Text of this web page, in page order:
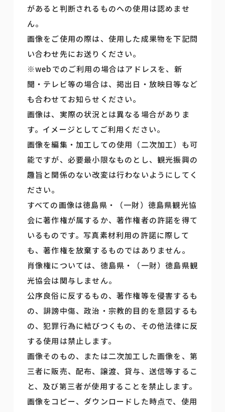
があると判断されるものへの使用は認めませ
ん。
画像をご使用の際は、使用した成果物を下記問
い合わせ先にお送りください。
※webでのご利用の場合はアドレスを、新
聞・テレビ等の場合は、掲出日・放映日等など
も合わせてお知らせください。
画像は、実際の状況とは異なる場合がありま
す。イメージとしてご利用ください。
画像を編集・加工しての使用（二次加工）も可
能ですが、必要最小限なものとし、観光振興の
趣旨と関係のない改変は行わないようにしてく
ださい。
すべての画像は徳島県・（一財）徳島県観光協
会に著作権が属するか、著作権者の許諾を得て
いるものです。写真素材利用の許諾に際して
も、著作権を放棄するものではありません。
肖像権については、徳島県・（一財）徳島県観
光協会は関与しません。
公序良俗に反するもの、著作権等を侵害するも
の、誹謗中傷、政治・宗教的目的を意図するも
の、犯罪行為に結びつくもの、その他法律に反
する使用は禁止します。
画像そのもの、または二次加工した画像を、第
三者に販売、配布、譲渡、貸与、送信等するこ
と、及び第三者が使用することを禁止します。
画像をコピー、ダウンロードした時点で、使用